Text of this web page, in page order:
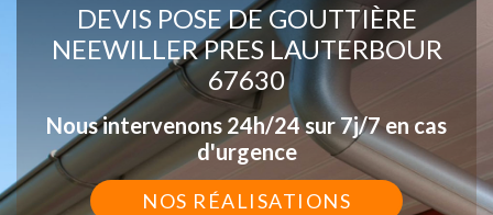
DEVIS POSE DE GOUTTIÈRE
NEEWILLER PRES LAUTERBOUR
67630
Nous intervenons 24h/24 sur 7j/7 en cas
d'urgence
NOS RÉALISATIONS